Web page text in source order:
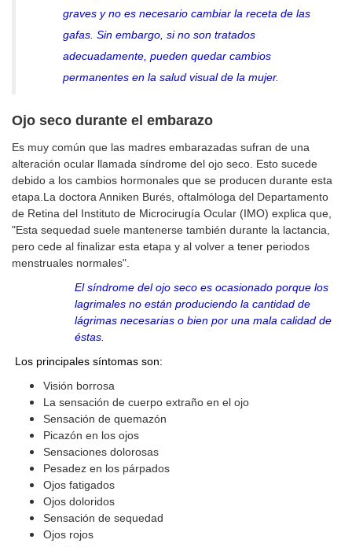
graves y no es necesario cambiar la receta de las
gafas. Sin embargo, si no son tratados
adecuadamente, pueden quedar cambios
permanentes en la salud visual de la mujer.
Ojo seco durante el embarazo
Es muy común que las madres embarazadas sufran de una
alteración ocular llamada síndrome del ojo seco. Esto sucede
debido a los cambios hormonales que se producen durante esta
etapa.La doctora Anniken Burés, oftalmóloga del Departamento
de Retina del Instituto de Microcirugía Ocular (IMO) explica que,
"Esta sequedad suele mantenerse también durante la lactancia,
pero cede al finalizar esta etapa y al volver a tener periodos
menstruales normales".
El síndrome del ojo seco es ocasionado porque los
lagrimales no están produciendo la cantidad de
lágrimas necesarias o bien por una mala calidad de
éstas.
Los principales síntomas son:
Visión borrosa
La sensación de cuerpo extraño en el ojo
Sensación de quemazón
Picazón en los ojos
Sensaciones dolorosas
Pesadez en los párpados
Ojos fatigados
Ojos doloridos
Sensación de sequedad
Ojos rojos